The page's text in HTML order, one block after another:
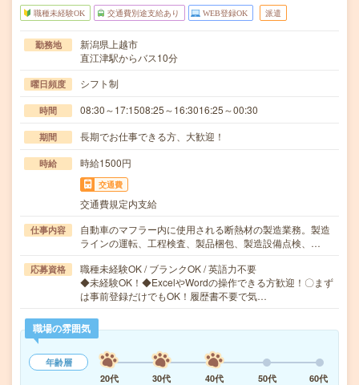
職種未経験OK 交通費別途支給あり WEB登録OK 派遣
勤務地
新潟県上越市
直江津駅からバス10分
曜日頻度 シフト制
時間 08:30～17:1508:25～16:3016:25～00:30
期間 長期でお仕事できる方、大歓迎！
時給 時給1500円
交通費
交通費規定内支給
仕事内容
自動車のマフラー内に使用される断熱材の製造業務。製造
ラインの運転、工程検査、製品梱包、製造設備点検、…
応募資格
職種未経験OK / ブランクOK / 英語力不要
◆未経験OK！◆ExcelやWordの操作できる方歓迎！〇まず
は事前登録だけでもOK！履歴書不要で気…
職場の雰囲気
年齢層
20代
30代 40代 50代 60代